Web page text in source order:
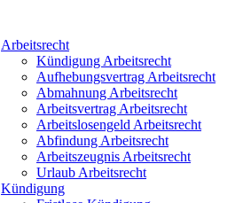
Arbeitsrecht
Kündigung Arbeitsrecht
Aufhebungsvertrag Arbeitsrecht
Abmahnung Arbeitsrecht
Arbeitsvertrag Arbeitsrecht
Arbeitslosengeld Arbeitsrecht
Abfindung Arbeitsrecht
Arbeitszeugnis Arbeitsrecht
Urlaub Arbeitsrecht
Kündigung